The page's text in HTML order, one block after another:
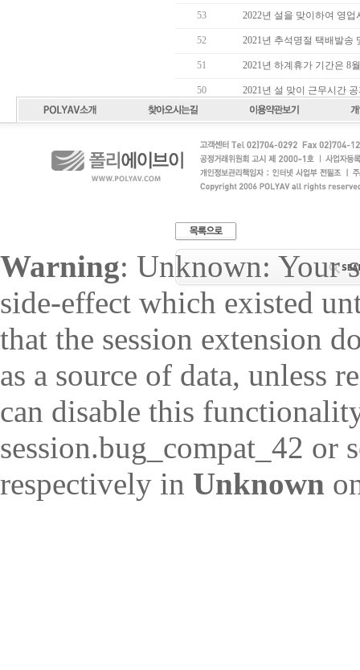
53 2022년 설을 맞이하여 영
52 2021년 추석명절 택배발송
51 2021년 하계휴가 기간은 8
50 2021년 설 맞이 근무시간 공
49 2019년 민족의 명절 추석
48 2019년 하계휴가 기간을 알
47 2017년 민족의 명절 추석
Warning: Unknown: Your
side-effect which existed
that the session extension
as a source of data, unless
can disable this
session.bug_compat_42 or
respectively in Unknown